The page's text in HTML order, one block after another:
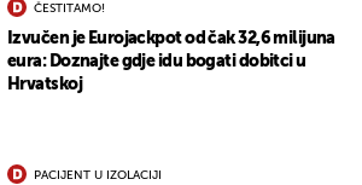
ČESTITAMO!
Izvučen je Eurojackpot od čak 32,6 milijuna
eura: Doznajte gdje idu bogati dobitci u
Hrvatskoj
PACIJENT U IZOLACIJI